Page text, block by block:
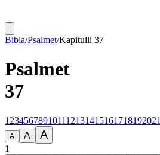
Bibla/Psalmet/Kapitulli 37
Psalmet
37
1 23456789101112131415161718192021
A A A
1